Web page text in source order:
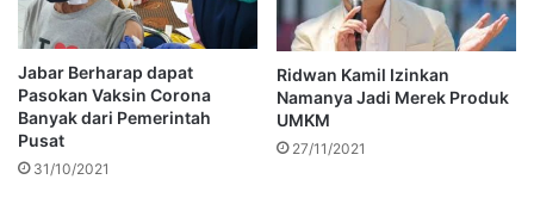
Jabar Berharap dapat
Pasokan Vaksin Corona
Banyak dari Pemerintah
Pusat
31/10/2021
Ridwan Kamil Izinkan
Namanya Jadi Merek Produk
UMKM
27/11/2021